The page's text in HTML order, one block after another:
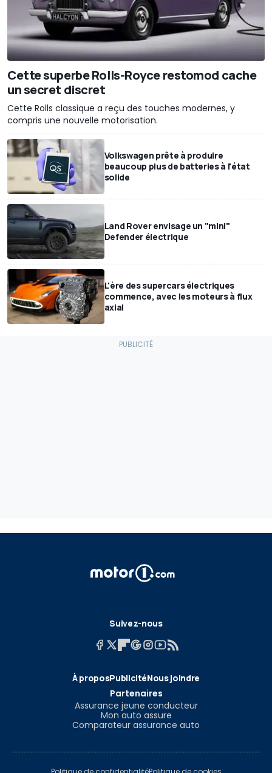
Cette superbe Rolls-Royce restomod cache
un secret discret
Cette Rolls classique a reçu des touches modernes, y
compris une nouvelle motorisation.
Volkswagen prête à produire
beaucoup plus de batteries à l'état
solide
Land Rover envisage un "mini"
Defender électrique
L'ère des supercars électriques
commence, avec les moteurs à flux
axial
Suivez-nous
À proposPublicitéNous joindre
Partenaires
Assurance jeune conducteur
Mon auto assure
Comparateur assurance auto